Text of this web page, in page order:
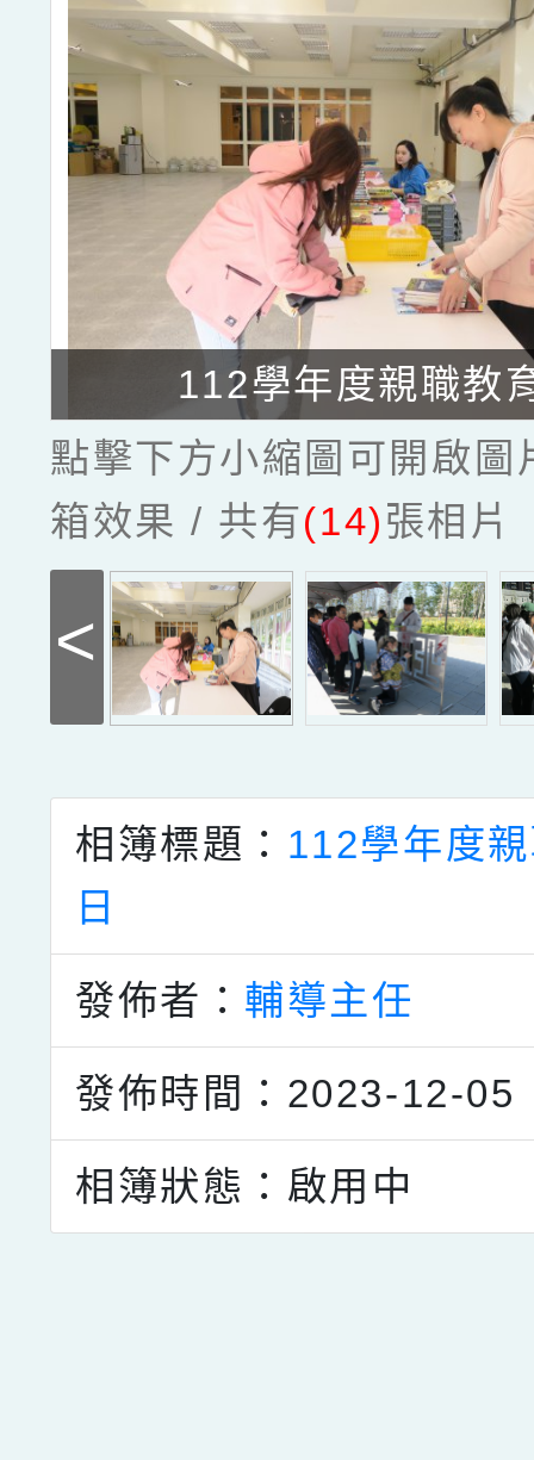
112學年度親職教
點擊下方小縮圖可開啟圖
箱效果 / 共有(14)張相片
<
相簿標題： 112學年度
日
發佈者： 輔導主任
發佈時間：2023-12-05
相簿狀態：啟用中